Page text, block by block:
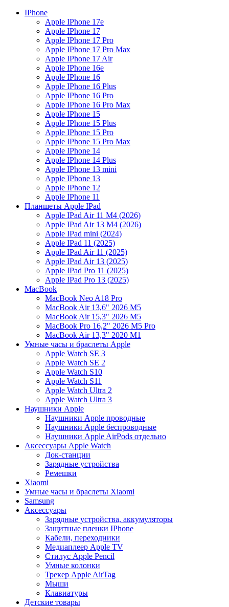
IPhone
Apple IPhone 17e
Apple IPhone 17
Apple IPhone 17 Pro
Apple IPhone 17 Pro Max
Apple IPhone 17 Air
Apple IPhone 16e
Apple IPhone 16
Apple IPhone 16 Plus
Apple IPhone 16 Pro
Apple IPhone 16 Pro Max
Apple IPhone 15
Apple IPhone 15 Plus
Apple IPhone 15 Pro
Apple IPhone 15 Pro Max
Apple IPhone 14
Apple IPhone 14 Plus
Apple IPhone 13 mini
Apple IPhone 13
Apple IPhone 12
Apple IPhone 11
Планшеты Apple IPad
Apple IPad Air 11 М4 (2026)
Apple IPad Air 13 М4 (2026)
Apple IPad mini (2024)
Apple IPad 11 (2025)
Apple IPad Air 11 (2025)
Apple IPad Air 13 (2025)
Apple IPad Pro 11 (2025)
Apple IPad Pro 13 (2025)
MacBook
MacBook Neo A18 Pro
MacBook Air 13,6" 2026 M5
MacBook Air 15,3" 2026 M5
MacBook Pro 16,2" 2026 M5 Pro
MacBook Air 13,3" 2020 M1
Умные часы и браслеты Apple
Apple Watch SE 3
Apple Watch SE 2
Apple Watch S10
Apple Watch S11
Apple Watch Ultra 2
Apple Watch Ultra 3
Наушники Apple
Наушники Apple проводные
Наушники Apple беспроводные
Наушники Apple AirPods отдельно
Аксессуары Apple Watch
Док-станции
Зарядные устройства
Ремешки
Xiaomi
Умные часы и браслеты Xiaomi
Samsung
Аксессуары
Зарядные устройства, аккумуляторы
Защитные пленки IPhone
Кабели, переходники
Медиаплеер Apple TV
Стилус Apple Pencil
Умные колонки
Трекер Apple AirTag
Мыши
Клавиатуры
Детские товары